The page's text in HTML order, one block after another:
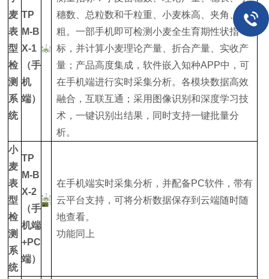
麦
表
型
检
测
系
统
TP
M-B
X-1
（手
机
端）
穗数、总粒数和千粒重、小麦株高、夹角、茎
粗。一部手机即可检测小麦全生育期性状指
标，并计算小麦理论产量、折合产量、实收产
量；产品高度集成，软件嵌入知种APP中，可
在手机端进行实时采集分析。各模块数据高效
融合，互联互通；采用图像识别和深度学习技
术，一键识别出结果，同时支持一键批量分
析。
小
麦
表
型
检
测
系
统
TP
M-B
X-2
（手
机端
+PC
端）
在手机端实时采集分析，并配备PC软件，带有
云平台支持，可将分析数据保存到云端随时随
地查看。
功能同上